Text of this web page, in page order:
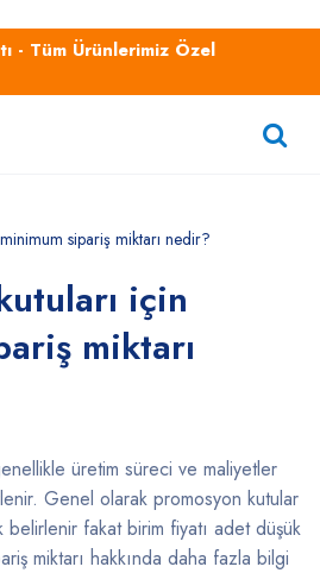
- Tüm Ürünlerimiz Özel
sipariş miktarı nedir?
için
miktarı
üretim süreci ve maliyetler
Genel olarak promosyon kutular
fakat birim fiyatı adet düşük
miktarı hakkında daha fazla bilgi